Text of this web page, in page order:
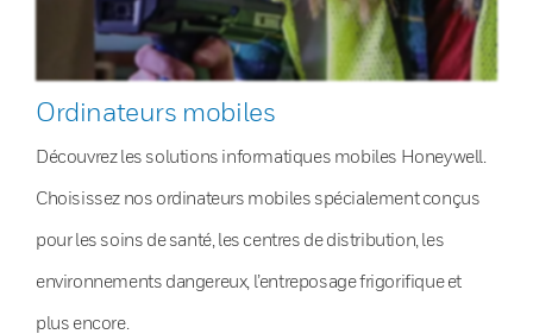
Ordinateurs mobiles
Découvrez les solutions informatiques mobiles Honeywell.
Choisissez nos ordinateurs mobiles spécialement conçus
pour les soins de santé, les centres de distribution, les
environnements dangereux, l’entreposage frigorifique et
plus encore.